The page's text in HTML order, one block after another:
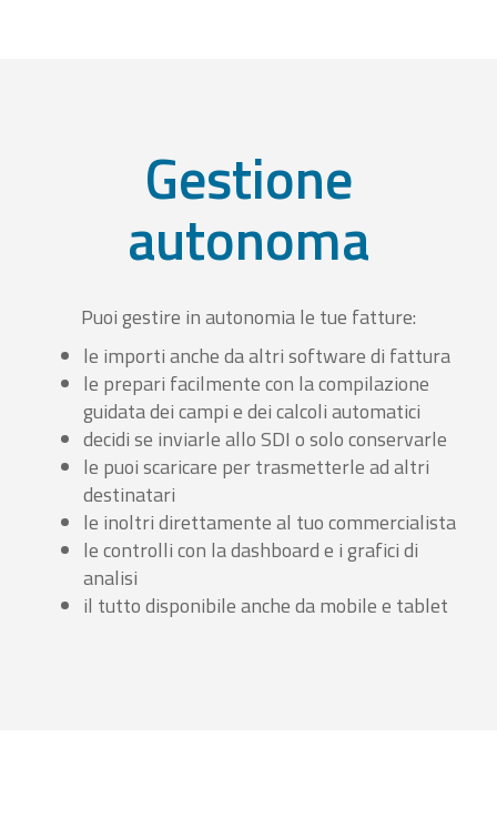
Gestione
autonoma
Puoi gestire in autonomia le tue fatture:
le importi anche da altri software di fattura
le prepari facilmente con la compilazione
guidata dei campi e dei calcoli automatici
decidi se inviarle allo SDI o solo conservarle
le puoi scaricare per trasmetterle ad altri
destinatari
le inoltri direttamente al tuo commercialista
le controlli con la dashboard e i grafici di
analisi
il tutto disponibile anche da mobile e tablet